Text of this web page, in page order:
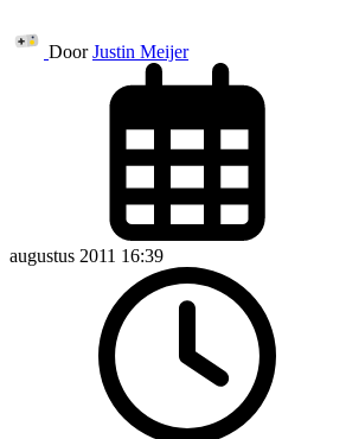
Door Justin Meijer
augustus 2011 16:39